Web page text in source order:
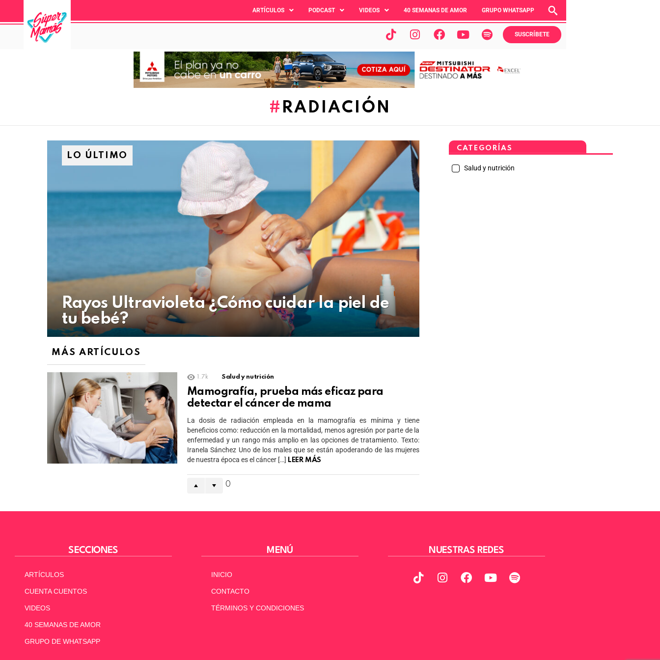
ARTÍCULOS PODCAST VIDEOS 40 SEMANAS DE AMOR GRUPO WHATSAPP
SUSCRÍBETE
RADIACIÓN
LO ÚLTIMO
Rayos Ultravioleta ¿Cómo cuidar la piel de
tu bebé?
MÁS ARTÍCULOS
1.7k Salud y nutrición
Mamografía, prueba más eficaz para
detectar el cáncer de mama
La dosis de radiación empleada en la mamografía es mínima y tiene
beneficios como: reducción en la mortalidad, menos agresión por parte de la
enfermedad y un rango más amplio en las opciones de tratamiento. Texto:
Iranela Sánchez Uno de los males que se están apoderando de las mujeres
de nuestra época es el cáncer […] LEER MÁS
0
CATEGORÍAS
Salud y nutrición
SECCIONES
ARTÍCULOS
CUENTA CUENTOS
VIDEOS
40 SEMANAS DE AMOR
GRUPO DE WHATSAPP
MENÚ
INICIO
CONTACTO
TÉRMINOS Y CONDICIONES
NUESTRAS REDES